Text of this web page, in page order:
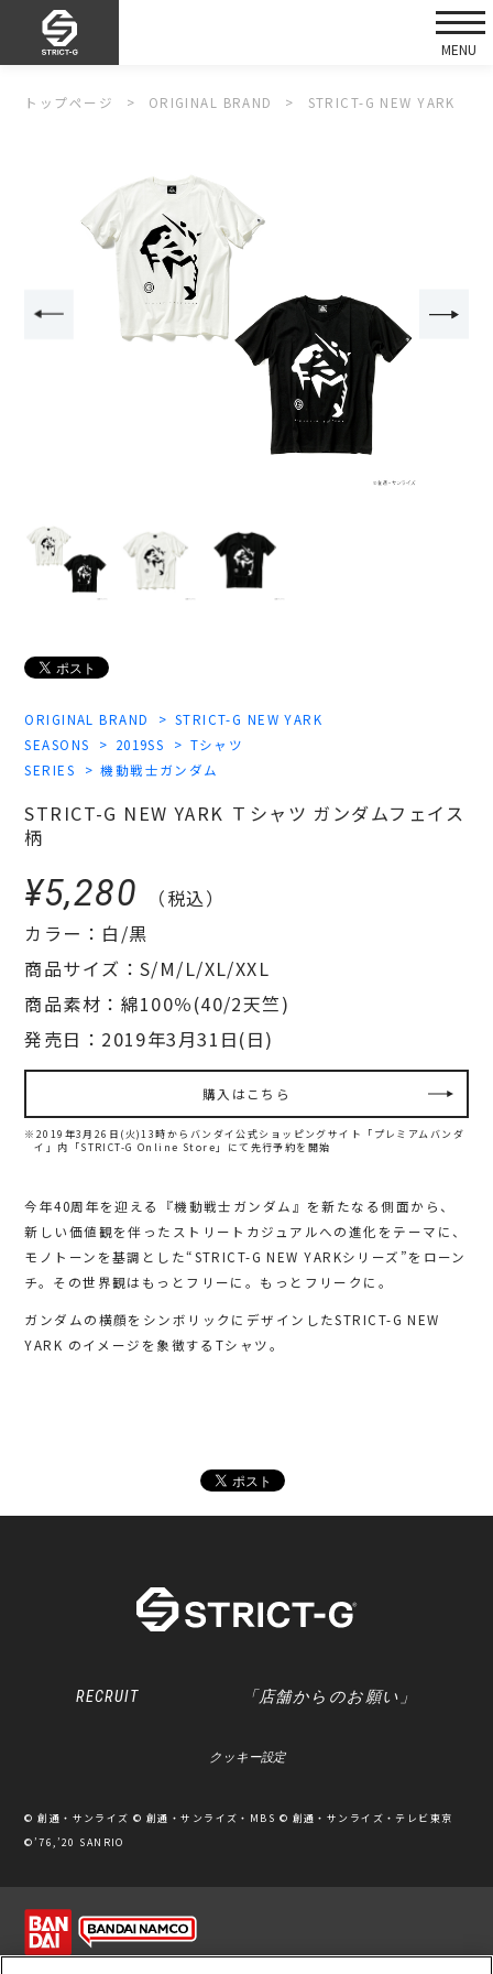
トップページ ORIGINAL BRAND STRICT-G NEW YARK
ORIGINAL BRAND
STRICT-G NEW YARK
SEASONS
2019SS
Tシャツ
SERIES
機動戦士ガンダム
STRICT-G NEW YARK Ｔシャツ ガンダムフェイス
柄
¥5,280
（税込）
カラー：白/黒
商品サイズ：S/M/L/XL/XXL
商品素材：綿100％(40/2天竺)
発売日：2019年3月31日(日)
購入はこちら
※2019年3月26日(火)13時からバンダイ公式ショッピングサイト「プレミアムバンダ
イ」内
「STRICT-G Online Store」にて先行予約を開始
今年40周年を迎える『機動戦士ガンダム』を新たなる側面から、
新しい価値観を伴ったストリートカジュアルへの進化をテーマに、
モノトーンを基調とした“STRICT-G NEW YARKシリーズ”をローン
チ。その世界観はもっとフリーに。もっとフリークに。
ガンダムの横顔をシンボリックにデザインしたSTRICT-G NEW
YARK のイメージを象徴するTシャツ。
RECRUIT 「店舗からのお願い」
クッキー設定
© 創通・サンライズ © 創通・サンライズ・MBS © 創通・サンライズ・テレビ東京
©’76,’20 SANRIO